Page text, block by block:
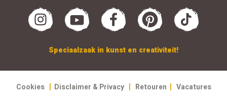
Speciaalzaak in kunst en creativiteit!
Cookies | Disclaimer & Privacy | Retouren | Vacatures